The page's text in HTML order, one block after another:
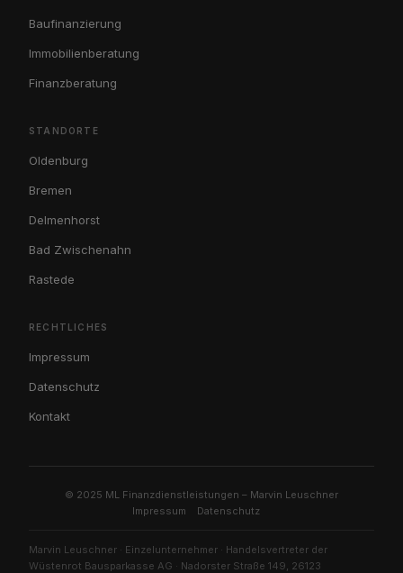
Baufinanzierung
Immobilienberatung
Finanzberatung
STANDORTE
Oldenburg
Bremen
Delmenhorst
Bad Zwischenahn
Rastede
RECHTLICHES
Impressum
Datenschutz
Kontakt
© 2025 ML Finanzdienstleistungen – Marvin Leuschner
Impressum
Datenschutz
Marvin Leuschner · Einzelunternehmer · Handelsvertreter der
Wüstenrot Bausparkasse AG · Nadorster Straße 149, 26123